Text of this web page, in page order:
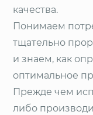
качества.
Понимаем
тщательно
и знаем, как
оптимальное
Прежде чем
либо